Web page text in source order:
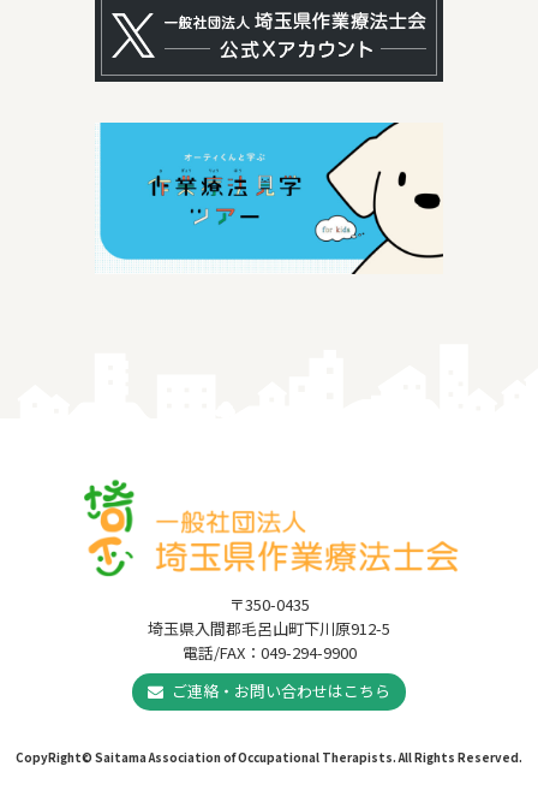
〒350-0435
埼玉県入間郡毛呂山町下川原912-5
電話/FAX：049-294-9900
ご連絡・お問い合わせはこちら
CopyRight© Saitama Association of Occupational Therapists. All Rights Reserved.